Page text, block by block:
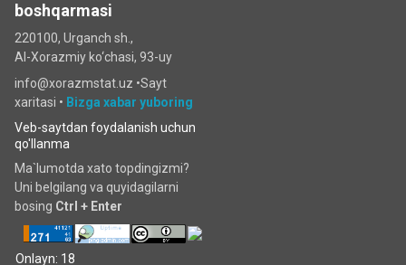
boshqarmasi
220100, Urganch sh.,
Al-Xorazmiy ko‘chаsi, 93-uy
info@xorazmstat.uz •Sayt
xaritasi • Bizga xabar yuboring
Veb-saytdan foydalanish uchun
qo'llanma
Ma`lumotda xato topdingizmi?
Uni belgilang va quyidagilarni
bosing Ctrl + Enter
Onlayn: 18